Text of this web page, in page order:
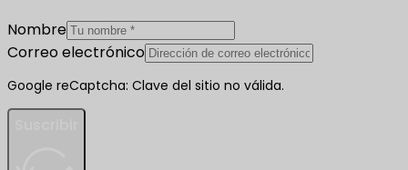
Nombre
Correo electrónico
Google reCaptcha: Clave del sitio no válida.